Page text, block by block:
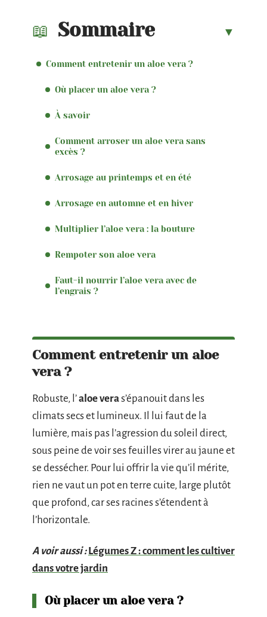
Sommaire
Comment entretenir un aloe vera ?
Où placer un aloe vera ?
À savoir
Comment arroser un aloe vera sans
excès ?
Arrosage au printemps et en été
Arrosage en automne et en hiver
Multiplier l’aloe vera : la bouture
Rempoter son aloe vera
Faut-il nourrir l’aloe vera avec de
l’engrais ?
Comment entretenir un aloe
vera ?
Robuste, l’aloe veras’épanouit dans les
climats secs et lumineux. Il lui faut de la
lumière, mais pas l’agression du soleil direct,
sous peine de voir ses feuilles virer au jaune et
se dessécher. Pour lui offrir la vie qu’il mérite,
rien ne vaut un pot en terre cuite, large plutôt
que profond, car ses racines s’étendent à
l’horizontale.
A voir aussi : Légumes Z : comment les cultiver
dans votre jardin
Où placer un aloe vera ?